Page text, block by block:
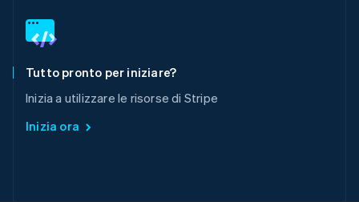
Tutto pronto per iniziare?
Inizia a utilizzare le risorse di Stripe
Inizia ora
Slovacchia
English
EnglishItaliano
Spagna
EspañolEnglish
English Español